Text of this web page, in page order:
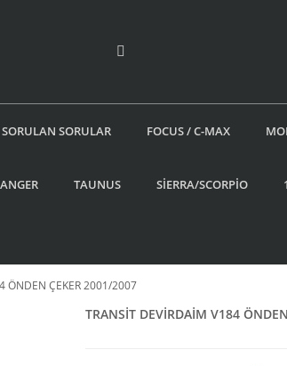
SORULAR FOCUS / C-MAX
TAUNUS SİERRA/SCORPİO
ÖNDEN ÇEKER 2001/2007
TRANSİT DEVİRDAİM V184